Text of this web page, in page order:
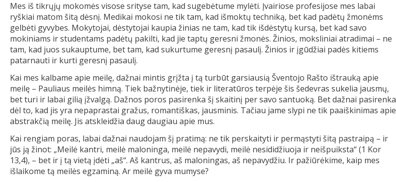
Mes iš tikrųjų mokomės visose srityse tam, kad sugebėtume mylėti. Įvairiose profesijose mes labai
ryškiai matom šitą dėsnį. Medikai mokosi ne tik tam, kad išmoktų techniką, bet kad padėtų žmonėms
gelbėti gyvybes. Mokytojai, dėstytojai kaupia žinias ne tam, kad tik išdėstytų kursą, bet kad savo
mokiniams ir studentams padėtų pakilti, kad jie taptų geresni žmonės. Žinios, moksliniai atradimai – ne
tam, kad juos sukauptume, bet tam, kad sukurtume geresnį pasaulį. Žinios ir įgūdžiai padės kitiems
patarnauti ir kurti geresnį pasaulį.
Kai mes kalbame apie meilę, dažnai mintis grįžta į tą turbūt garsiausią Šventojo Rašto ištrauką apie
meilę – Pauliaus meilės himną. Tiek bažnytinėje, tiek ir literatūros terpėje šis šedevras sukelia jausmų,
bet turi ir labai gilią įžvalgą. Dažnos poros pasirenka šį skaitinį per savo santuoką. Bet dažnai pasirenka
dėl to, kad jis yra nepaprastai gražus, romantiškas, jausminis. Tačiau jame slypi ne tik paaiškinimas apie
abstrakčią meilę. Jis atskleidžia daug daugiau apie mus.
Kai rengiam poras, labai dažnai naudojam šį pratimą: ne tik perskaityti ir permąstyti šitą pastraipą – ir
jūs ją žinot: „Meilė kantri, meilė maloninga, meilė nepavydi, meilė nesididžiuoja ir neišpuiksta“ (1 Kor
13,4), – bet ir į tą vietą įdėti „aš“. Aš kantrus, aš maloningas, aš nepavydžiu. Ir pažiūrėkime, kaip mes
išlaikome tą meilės egzaminą. Ar meilė gyva mumyse?